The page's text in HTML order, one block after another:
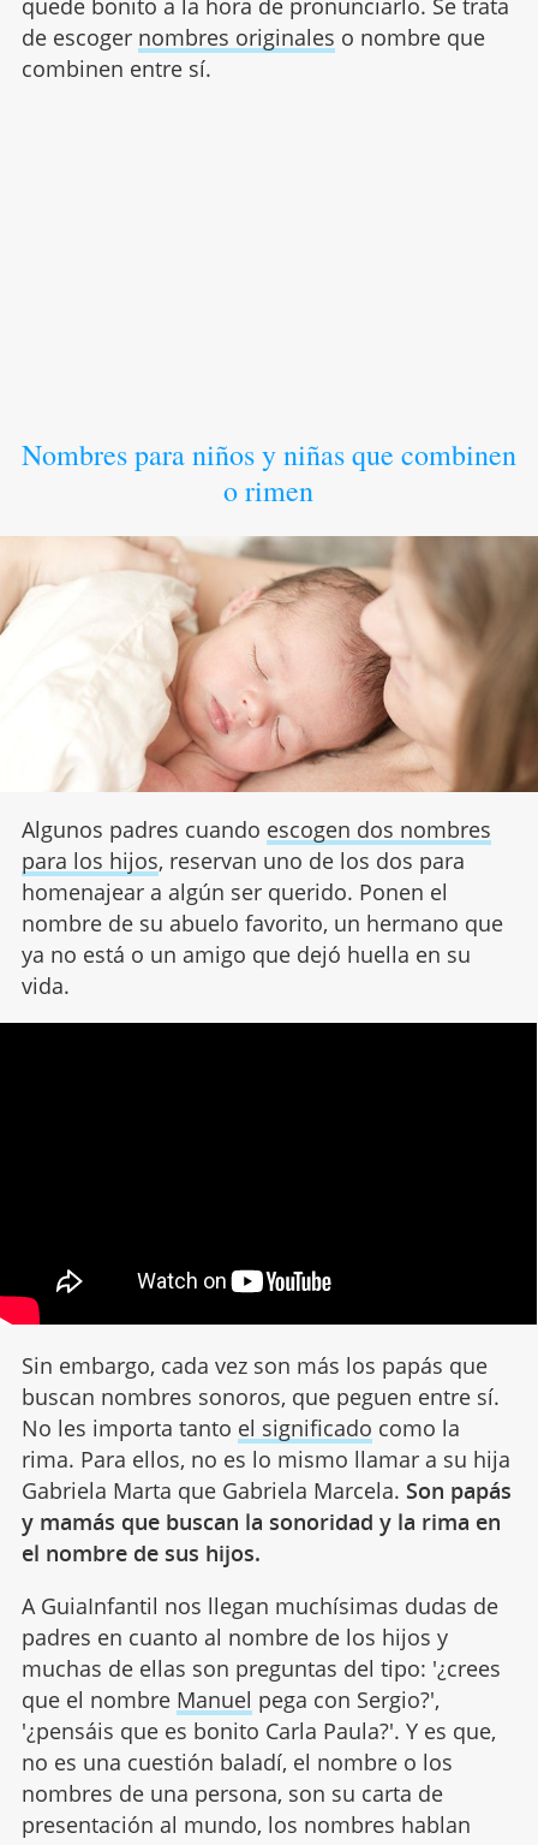
quede bonito a la hora de pronunciarlo. Se trata
de escoger nombres originales o nombre que
combinen entre sí.
Nombres para niños y niñas que combinen
o rimen
Algunos padres cuando escogen dos nombres
para los hijos, reservan uno de los dos para
homenajear a algún ser querido. Ponen el
nombre de su abuelo favorito, un hermano que
ya no está o un amigo que dejó huella en su
vida.
Sin embargo, cada vez son más los papás que
buscan nombres sonoros, que peguen entre sí.
No les importa tanto el significado como la
rima. Para ellos, no es lo mismo llamar a su hija
Gabriela Marta que Gabriela Marcela. Son papás
y mamás que buscan la sonoridad y la rima en
el nombre de sus hijos.
A GuiaInfantil nos llegan muchísimas dudas de
padres en cuanto al nombre de los hijos y
muchas de ellas son preguntas del tipo: '¿crees
que el nombre Manuel pega con Sergio?',
'¿pensáis que es bonito Carla Paula?'. Y es que,
no es una cuestión baladí, el nombre o los
nombres de una persona, son su carta de
presentación al mundo, los nombres hablan